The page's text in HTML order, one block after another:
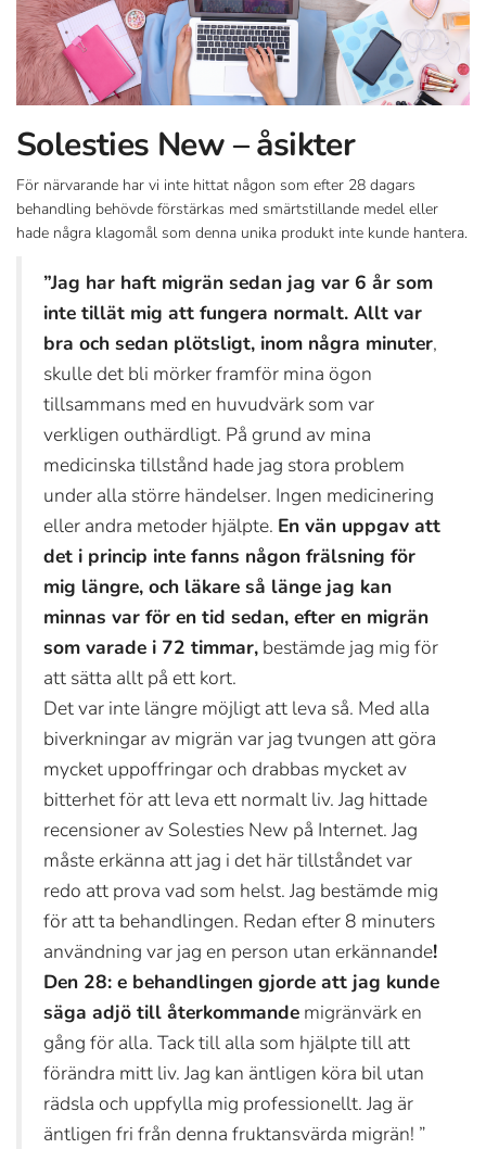
Solesties New – åsikter
För närvarande har vi inte hittat någon som efter 28 dagars
behandling behövde förstärkas med smärtstillande medel eller
hade några klagomål som denna unika produkt inte kunde hantera.
”Jag har haft migrän sedan jag var 6 år som
inte tillät mig att fungera normalt. Allt var
bra och sedan plötsligt, inom några minuter,
skulle det bli mörker framför mina ögon
tillsammans med en huvudvärk som var
verkligen outhärdligt. På grund av mina
medicinska tillstånd hade jag stora problem
under alla större händelser. Ingen medicinering
eller andra metoder hjälpte. En vän uppgav att
det i princip inte fanns någon frälsning för
mig längre, och läkare så länge jag kan
minnas var för en tid sedan, efter en migrän
som varade i 72 timmar, bestämde jag mig för
att sätta allt på ett kort.
Det var inte längre möjligt att leva så. Med alla
biverkningar av migrän var jag tvungen att göra
mycket uppoffringar och drabbas mycket av
bitterhet för att leva ett normalt liv. Jag hittade
recensioner av Solesties New på Internet. Jag
måste erkänna att jag i det här tillståndet var
redo att prova vad som helst. Jag bestämde mig
för att ta behandlingen. Redan efter 8 minuters
användning var jag en person utan erkännande!
Den 28: e behandlingen gjorde att jag kunde
säga adjö till återkommande migränvärk en
gång för alla. Tack till alla som hjälpte till att
förändra mitt liv. Jag kan äntligen köra bil utan
rädsla och uppfylla mig professionellt. Jag är
äntligen fri från denna fruktansvärda migrän! ”